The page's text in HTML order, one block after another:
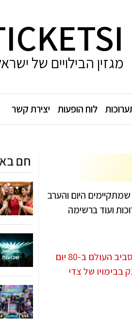
מגזין הבילויים של
לוח הופעות יצירת קשר
היום והערב
ועוד ברשימה
חם